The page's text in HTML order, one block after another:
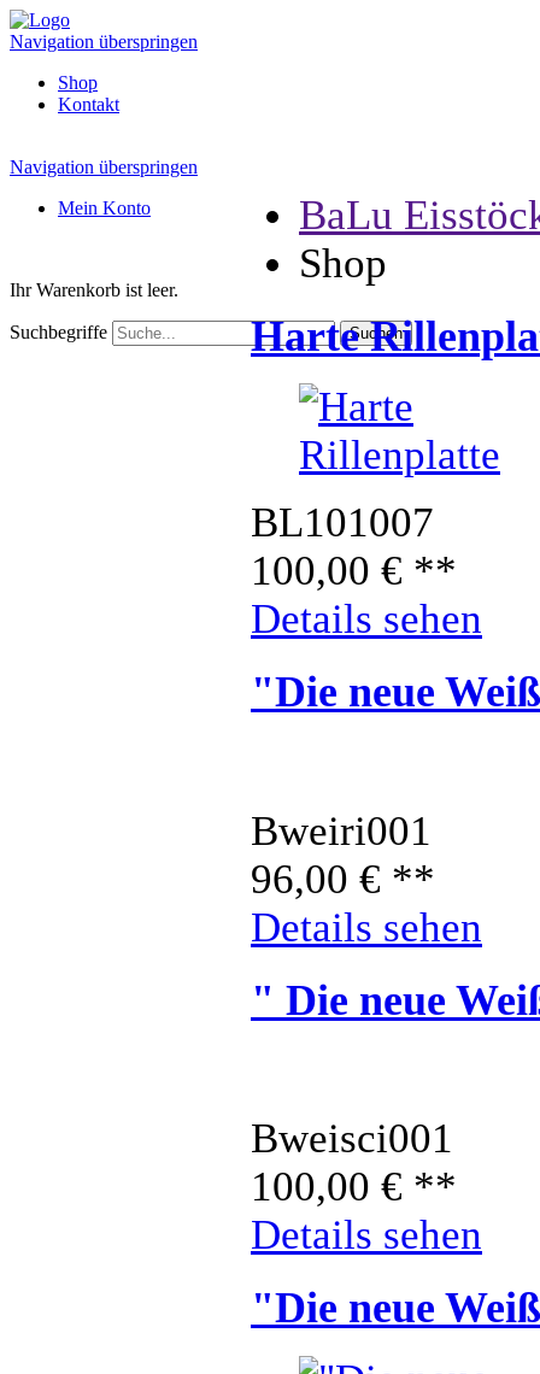
Navigation überspringen
Shop
Kontakt
Navigation überspringen
Mein Konto
Ihr Warenkorb ist leer.
Suchbegriffe
BaLu
Shop
Harte
BL101007
100,00 € **
Details sehen
"Die neue
Bweiri001
96,00 € **
Details sehen
" Die neue
Bweisci001
100,00 € **
Details sehen
"Die neue